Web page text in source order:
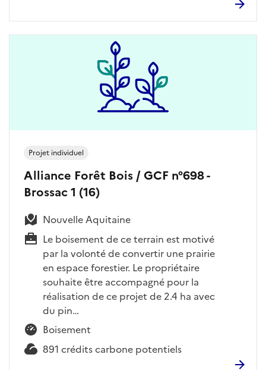
Alliance Forêt Bois / GCF n°698 -
Brossac 1 (16)
Nouvelle Aquitaine
Le boisement de ce terrain est motivé
par la volonté de convertir une prairie
en espace forestier. Le propriétaire
souhaite être accompagné pour la
réalisation de ce projet de 2.4 ha avec
du pin…
Boisement
891 crédits carbone potentiels
Projet individuel